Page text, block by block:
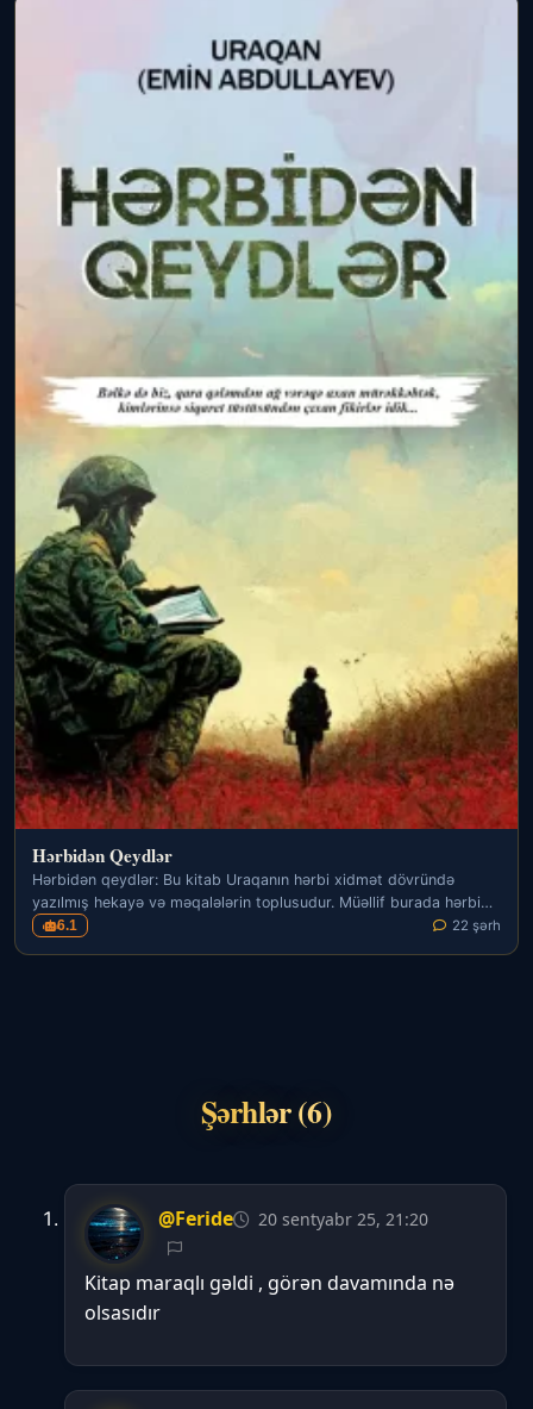
Hərbidən Qeydlər
Hərbidən qeydlər: Bu kitab Uraqanın hərbi xidmət dövründə
yazılmış hekayə və məqalələrin toplusudur. Müəllif burada hərbi…
6.1 22 şərh
Şərhlər (6)
@Feride 20 sentyabr 25, 21:20
Kitap maraqlı gəldi , görən davamında nə
olsasıdır